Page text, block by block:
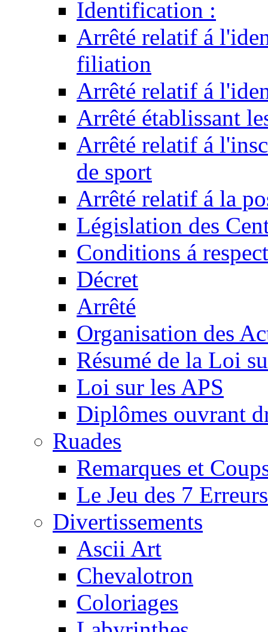
Identification :
Arrêté relatif á
filiation
Arrêté relatif á
Arrêté établissant
Arrêté relatif á
de sport
Arrêté relatif á la
Législation des
Conditions á
Décret
Arrêté
Organisation des
Résumé de la Loi
Loi sur les APS
Diplômes ouvrant
Ruades
Remarques et
Le Jeu des 7 Erreurs
Divertissements
Ascii Art
Chevalotron
Coloriages